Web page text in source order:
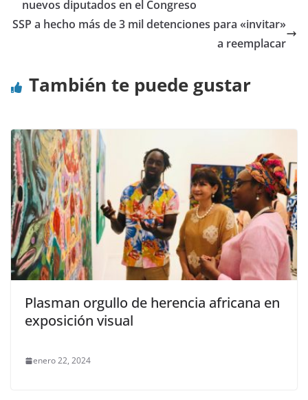
nuevos diputados en el Congreso
SSP a hecho más de 3 mil detenciones para «invitar»
a reemplacar
También te puede gustar
Plasman orgullo de herencia africana en
exposición visual
enero 22, 2024